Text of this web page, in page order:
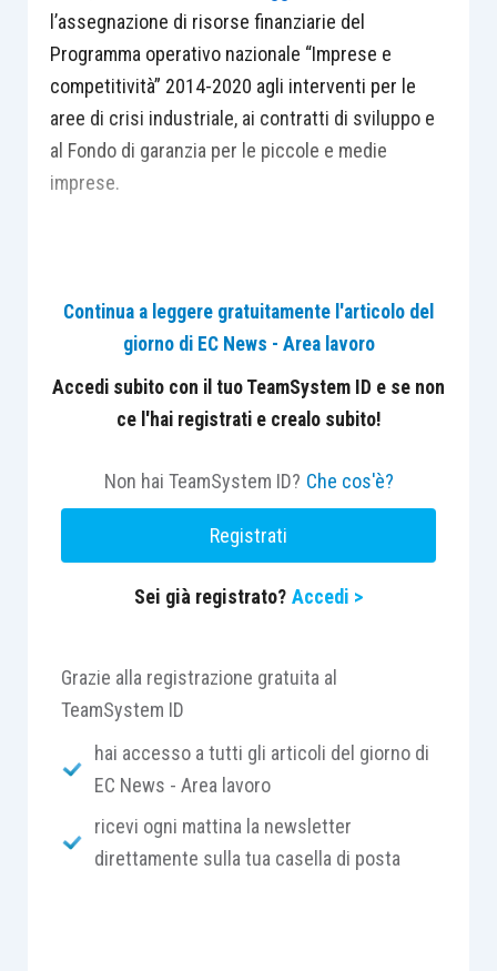
l’assegnazione di risorse finanziarie del
Programma operativo nazionale “Imprese e
competitività” 2014-2020 agli interventi per le
aree di crisi industriale, ai contratti di sviluppo e
al Fondo di garanzia per le piccole e medie
imprese.
Centro Studi Lavoro e Previdenza – Euroconference
ti consiglia:
Continua a leggere gratuitamente l'articolo del
giorno di EC News - Area lavoro
Accedi subito con il tuo TeamSystem ID e se non
ce l'hai registrati e crealo subito!
Non hai TeamSystem ID? Che cos'è?
Registrati
Sei già registrato? Accedi >
Grazie alla registrazione gratuita al
TeamSystem ID
hai accesso a tutti gli articoli del giorno di
EC News - Area lavoro
ricevi ogni mattina la newsletter
direttamente sulla tua casella di posta